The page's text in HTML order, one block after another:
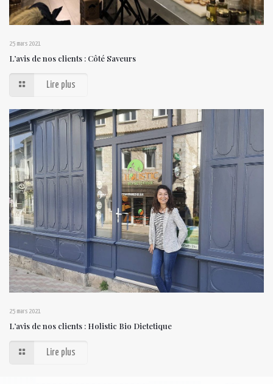
25 mars 2021
L’avis de nos clients : Côté Saveurs
Lire plus
25 mars 2021
L’avis de nos clients : Holistic Bio Dietetique
Lire plus